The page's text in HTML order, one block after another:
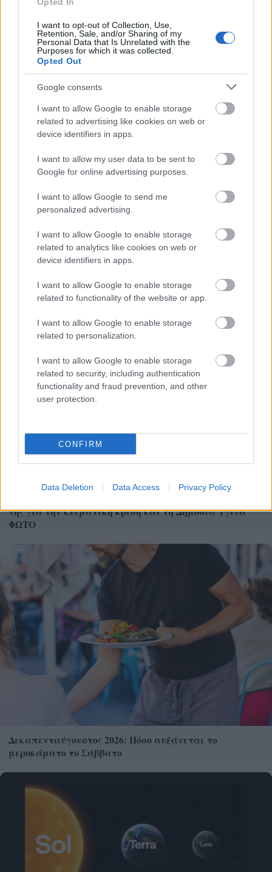
I want to opt-out of Collection, Use,
Retention, Sale, and/or Sharing of my
Personal Data that Is Unrelated with the
Purposes for which it was collected.
Opted Out
Google consents
I want to allow Google to enable storage
related to advertising like cookies on web or
device identifiers in apps.
I want to allow my user data to be sent to
Google for online advertising purposes.
I want to allow Google to send me
personalized advertising.
I want to allow Google to enable storage
related to analytics like cookies on web or
device identifiers in apps.
I want to allow Google to enable storage
related to functionality of the website or app.
I want to allow Google to enable storage
related to personalization.
I want to allow Google to enable storage
related to security, including authentication
functionality and fraud prevention, and other
user protection.
CONFIRM
Data Deletion Data Access Privacy Policy
«Φίλτρο» της ΑΑΔΕ στις τραπεζικές καταθέσεις: Πότε
το χαρτζιλίκι και οι αναλήψεις θεωρούνται κρυφή
Το «ντόνατ» της OpenAI: Όλα όσα ξέρουμε για την
πρώτη της συσκευή με υπογραφή Jony Ive
της για την κλιματική κρίση και τη Δημόσια Υγεία
ΦΩΤΟ
Δεκαπενταύγουστος 2026: Πόσο αυξάνεται το
μεροκάματο το Σάββατο